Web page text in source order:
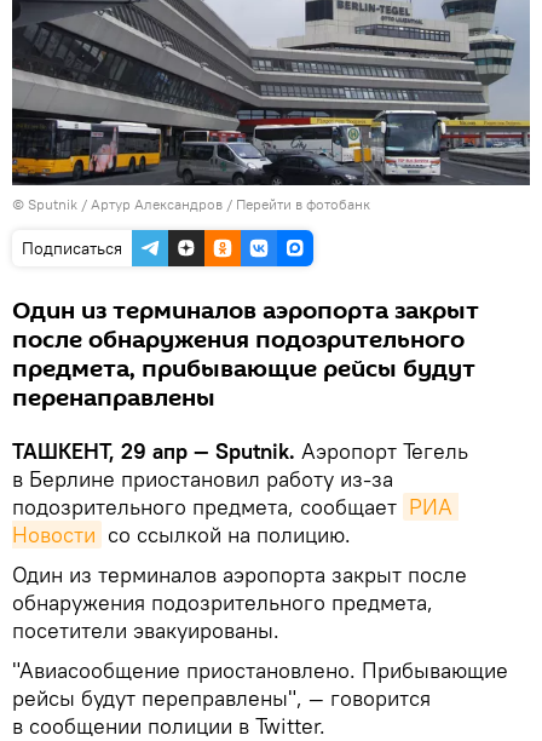
© Sputnik / Артур Александров / Перейти в фотобанк
Подписаться
Один из терминалов аэропорта закрыт
после обнаружения подозрительного
предмета, прибывающие рейсы будут
перенаправлены
ТАШКЕНТ, 29 апр — Sputnik. Аэропорт Тегель
в Берлине приостановил работу из-за
подозрительного предмета, сообщает РИА
Новости со ссылкой на полицию.
Один из терминалов аэропорта закрыт после
обнаружения подозрительного предмета,
посетители эвакуированы.
"Авиасообщение приостановлено. Прибывающие
рейсы будут переправлены", — говорится
в сообщении полиции в Twitter.